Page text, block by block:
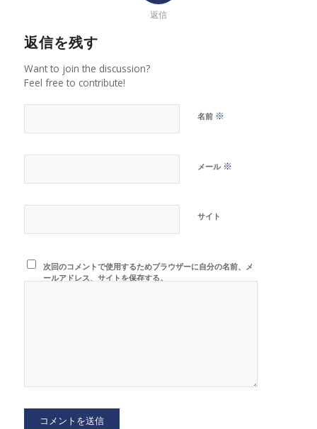
返信
返信を残す
Want to join the discussion?
Feel free to contribute!
名前 ※
メール ※
サイト
次回のコメントで使用するためブラウザーに自分の名前、メ
ールアドレス、サイトを保存する。